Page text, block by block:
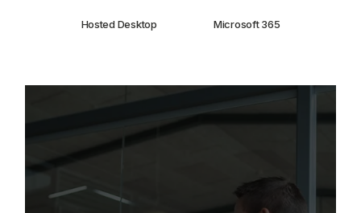
Hosted Desktop Microsoft 365